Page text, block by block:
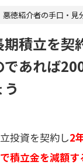
悪徳紹介者の手口・見
積立を契
あれば
投資を契約し2
積立金を減額す